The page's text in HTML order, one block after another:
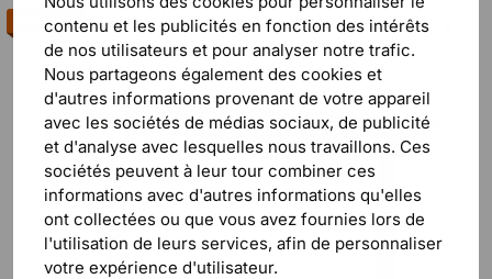
contenu et les publicités en fonction des intérêts
de nos utilisateurs et pour analyser notre trafic.
Nous partageons également des cookies et
d'autres informations provenant de votre appareil
avec les sociétés de médias sociaux, de publicité
et d'analyse avec lesquelles nous travaillons. Ces
sociétés peuvent à leur tour combiner ces
informations avec d'autres informations qu'elles
ont collectées ou que vous avez fournies lors de
l'utilisation de leurs services, afin de personnaliser
votre expérience d'utilisateur.
62 commentaires
Best-seller